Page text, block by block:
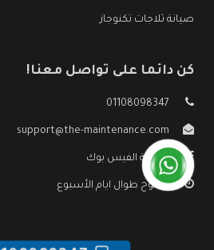
صيانة ثلاجات تكنوجاز
كن دائما على تواصل معنا!
01108098347
support@the-maintenance.com
صفحة الفيس بوك
مفتوح طوال ايام الأسبوع